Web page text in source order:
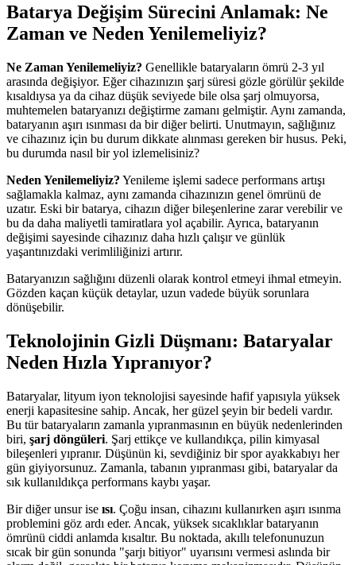
Batarya Değişim Sürecini Anlamak: Ne
Zaman ve Neden Yenilemeliyiz?
Ne Zaman Yenilemeliyiz? Genellikle bataryaların ömrü 2-3 yıl
arasında değişiyor. Eğer cihazınızın şarj süresi gözle görülür şekilde
kısaldıysa ya da cihaz düşük seviyede bile olsa şarj olmuyorsa,
muhtemelen bataryanızı değiştirme zamanı gelmiştir. Aynı zamanda,
bataryanın aşırı ısınması da bir diğer belirti. Unutmayın, sağlığınız
ve cihazınız için bu durum dikkate alınması gereken bir husus. Peki,
bu durumda nasıl bir yol izlemelisiniz?
Neden Yenilemeliyiz? Yenileme işlemi sadece performans artışı
sağlamakla kalmaz, aynı zamanda cihazınızın genel ömrünü de
uzatır. Eski bir batarya, cihazın diğer bileşenlerine zarar verebilir ve
bu da daha maliyetli tamiratlara yol açabilir. Ayrıca, bataryanın
değişimi sayesinde cihazınız daha hızlı çalışır ve günlük
yaşantınızdaki verimliliğinizi artırır.
Bataryanızın sağlığını düzenli olarak kontrol etmeyi ihmal etmeyin.
Gözden kaçan küçük detaylar, uzun vadede büyük sorunlara
dönüşebilir.
Teknolojinin Gizli Düşmanı: Bataryalar
Neden Hızla Yıpranıyor?
Bataryalar, lityum iyon teknolojisi sayesinde hafif yapısıyla yüksek
enerji kapasitesine sahip. Ancak, her güzel şeyin bir bedeli vardır.
Bu tür bataryaların zamanla yıpranmasının en büyük nedenlerinden
biri, şarj döngüleri. Şarj ettikçe ve kullandıkça, pilin kimyasal
bileşenleri yıpranır. Düşünün ki, sevdiğiniz bir spor ayakkabıyı her
gün giyiyorsunuz. Zamanla, tabanın yıpranması gibi, bataryalar da
sık kullanıldıkça performans kaybı yaşar.
Bir diğer unsur ise ısı. Çoğu insan, cihazını kullanırken aşırı ısınma
problemini göz ardı eder. Ancak, yüksek sıcaklıklar bataryanın
ömrünü ciddi anlamda kısaltır. Bu noktada, akıllı telefonunuzun
sıcak bir gün sonunda "şarjı bitiyor" uyarısını vermesi aslında bir